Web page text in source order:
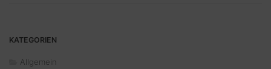
KATEGORIEN
Allgemein